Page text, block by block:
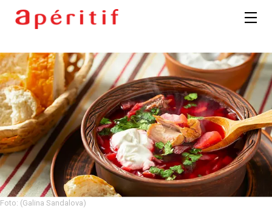
Foto: (Galina Sandalova)